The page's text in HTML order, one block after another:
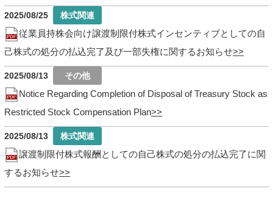
2025/08/25
従業員持株会向け譲渡制限付株式インセンティブとしての自
己株式の処分の払込完了及び一部失権に関するお知らせ
2025/08/13
Notice Regarding Completion of Disposal of Treasury Stock as
Restricted Stock Compensation Plan
2025/08/13
譲渡制限付株式報酬としての自己株式の処分の払込完了に関
するお知らせ